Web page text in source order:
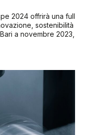
2024 offrirà una full
sostenibilità
a novembre 2023,